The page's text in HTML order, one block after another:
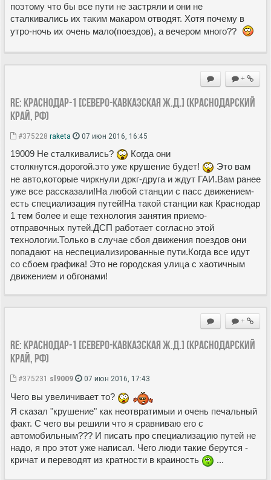
поэтому что бы все пути не застряли и они не
сталкивались их таким макаром отводят. Хотя почему в
утро-ночь их очень мало(поездов), а вечером много??
+
Re: Краснодар-1 [Северо-Кавказская ж.д.] (Краснодарский
край, РФ)
#375228 raketa 07 июн 2016, 16:45
19009 Не сталкивались?
Когда они
столкнутся.дорогой.это уже крушение будет!
Это вам
не авто,которые чиркнули дркг-друга и ждут ГАИ.Вам ранее
уже все рассказали!На любой станции с пасс движением-
есть специализация путей!На такой станции как Краснодар
1 тем более и еще технология занятия приемо-
отправочных путей.ДСП работает согласно этой
технологии.Только в случае сбоя движения поездов они
попадают на неспециализированные пути.Когда все идут
со сбоем графика! Это не городская улица с хаотичным
движением и обгонами!
+
Re: Краснодар-1 [Северо-Кавказская ж.д.] (Краснодарский
край, РФ)
#375231 sl9009 07 июн 2016, 17:43
Чего вы увеличивает то?
Я сказал "крушение" как неотвратимыи и очень печальный
факт. С чего вы решили что я сравниваю его с
автомобильным??? И писать про специализацию путей не
надо, я про этот уже написал. Чего люди такие берутся -
кричат и переводят из кратности в краиность
...